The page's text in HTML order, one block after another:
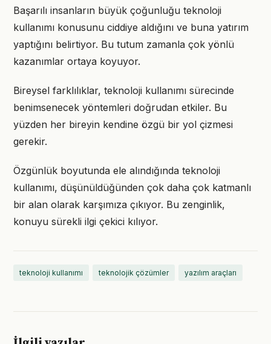
Başarılı insanların büyük çoğunluğu teknoloji
kullanımı konusunu ciddiye aldığını ve buna yatırım
yaptığını belirtiyor. Bu tutum zamanla çok yönlü
kazanımlar ortaya koyuyor.
Bireysel farklılıklar, teknoloji kullanımı sürecinde
benimsenecek yöntemleri doğrudan etkiler. Bu
yüzden her bireyin kendine özgü bir yol çizmesi
gerekir.
Özgünlük boyutunda ele alındığında teknoloji
kullanımı, düşünüldüğünden çok daha çok katmanlı
bir alan olarak karşımıza çıkıyor. Bu zenginlik,
konuyu sürekli ilgi çekici kılıyor.
teknoloji kullanımı teknolojik çözümler yazılım araçları